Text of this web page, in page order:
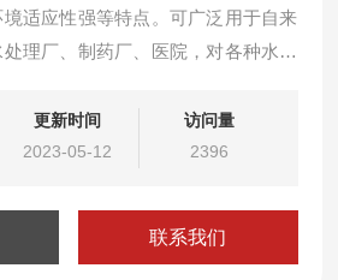
适应性强等特点。可广泛用于自来
理厂、制药厂、医院，对各种水样
更新时间
2023-05-12
访问量
2396
联系我们